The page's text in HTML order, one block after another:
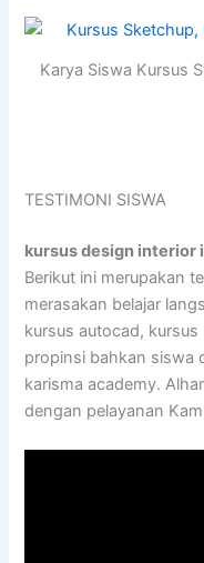
Karya Siswa Kursus
TESTIMONI SISWA
kursus design interior
Berikut ini merupakan
merasakan belajar
kursus autocad, kursus
propinsi bahkan siswa
karisma academy.
dengan pelayanan